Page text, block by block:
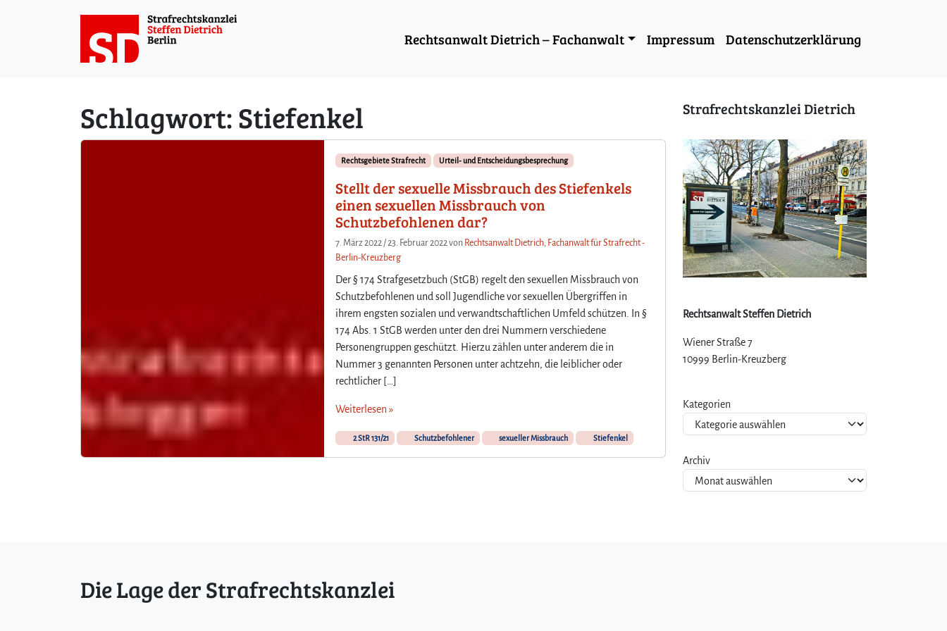
Rechtsanwalt Dietrich – Fachanwalt Impressum Datenschutzerklärung
Schlagwort:Stiefenkel
Rechtsgebiete Strafrecht Urteil- und Entscheidungsbesprechung
Stellt der sexuelle Missbrauch des Stiefenkels
einen sexuellen Missbrauch von
Schutzbefohlenen dar?
7. März 2022 /23. Februar 2022von Rechtsanwalt Dietrich, Fachanwalt für Strafrecht -
Berlin-Kreuzberg
Der § 174 Strafgesetzbuch (StGB) regelt den sexuellen Missbrauch von
Schutzbefohlenen und soll Jugendliche vor sexuellen Übergriffen in
ihrem engsten sozialen und verwandtschaftlichen Umfeld schützen. In §
174 Abs. 1 StGB werden unter den drei Nummern verschiedene
Personengruppen geschützt. Hierzu zählen unter anderem die in
Nummer 3 genannten Personen unter achtzehn, die leiblicher oder
rechtlicher […]
Weiterlesen »
2 StR 131/21 Schutzbefohlener sexueller Missbrauch Stiefenkel
Strafrechtskanzlei Dietrich
Rechtsanwalt Steffen Dietrich
Wiener Straße 7
10999 Berlin-Kreuzberg
Kategorien
Archiv
Die Lage der Strafrechtskanzlei